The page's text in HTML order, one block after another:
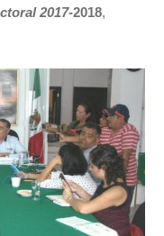
2017-2018,